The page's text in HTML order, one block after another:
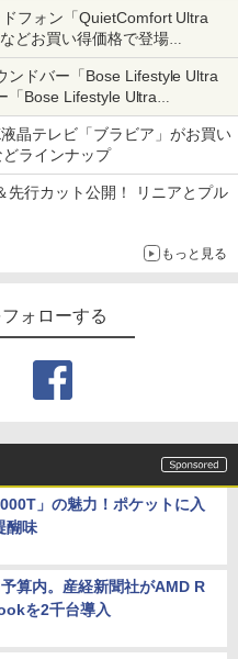
ワイヤレス コントロー
C® ケーブル
イドカード 5,000円 デジタ
旧 Xbox ギフトカード】 [オ
ード]
ライブ！蓮ノ空女学院スクー
クラブ Bloom Garden Part
特装限定版）
滅の刃」無限城編 第一章 猗
全生産限定版 [DVD]
ス Switch2 保護フィルム
ト スイッチ2 保護フィルム
ース フィルム Nintendo S
フィルム ブルーライト カ
ンテンドー 任天堂 Switch2
コン ソフト 収納 保護 カバー
天堂公式ライセンス商品】
: MASTER COLLECTION
版(2連アクリルキーホル
購入封入特典】DLCチラシ)
コントローラー ゲームパッ
Switch1 PS4 PS3 PC Stea
スイッチ2コントローラー ス
ローラー pcコントローラ
射コントローラーゲームコン
Bluetooth 背面ボタン TUR
Smash Bros. Ultimate f
Switch
フォン「QuietComfort Ultra
どお買い得価格で登場
る音楽体験が楽しめる
ンドバー「Bose Lifestyle Ultra
「Bose Lifestyle Ultra
晶テレビ「ブラビア」がお買い
ラインナップ
先行カット公開！ リニアとプル
もっと見る
ォローする
」の魅力！ポケットに入
醐味
算内。産経新聞社がAMD R
を2千台導入